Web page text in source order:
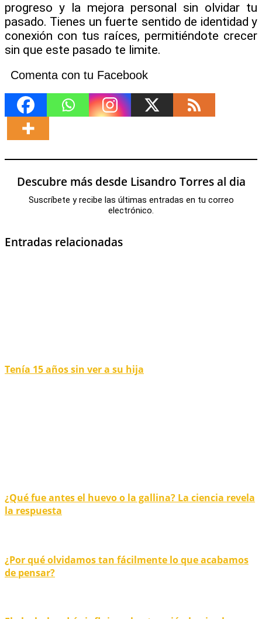
progreso y la mejora personal sin olvidar tu
pasado. Tienes un fuerte sentido de identidad y
conexión con tus raíces, permitiéndote crecer
sin que este pasado te limite.
Comenta con tu Facebook
Descubre más desde Lisandro Torres al dia
Suscríbete y recibe las últimas entradas en tu correo
electrónico.
Entradas relacionadas
Tenía 15 años sin ver a su hija
¿Qué fue antes el huevo o la gallina? La ciencia revela
la respuesta
¿Por qué olvidamos tan fácilmente lo que acabamos
de pensar?